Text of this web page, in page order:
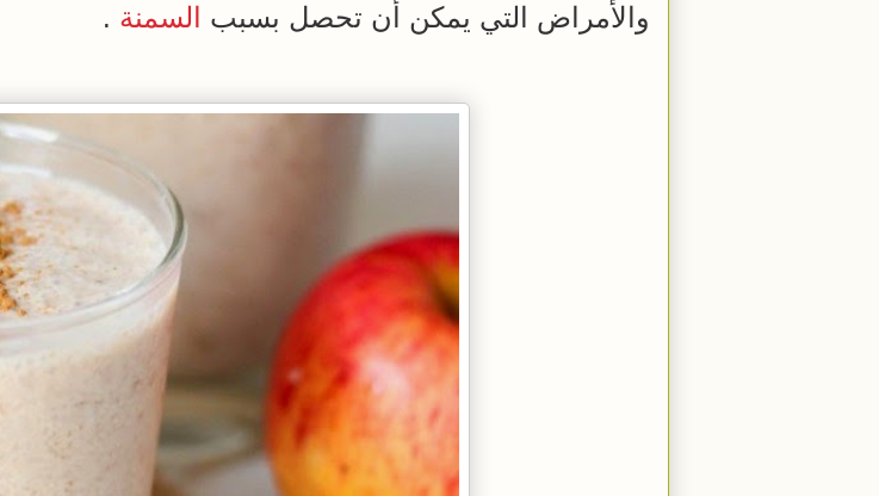
والأمراض التي يمكن أن تحصل بسبب
السمنة .